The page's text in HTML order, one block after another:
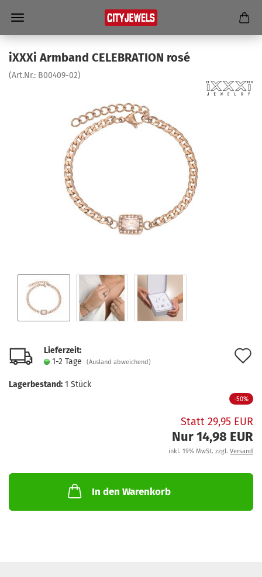
iXXXi Arm­band CE­LE­BRA­TI­ON rosé
(Art.Nr.: B00409-​02)
Lieferzeit:
1-2 Tage
(Ausland abweichend)
Lagerbestand: 1 Stück
-50%
Statt 29,95 EUR
Nur 14,98 EUR
inkl. 19% MwSt. zzgl. Versand
In den Warenkorb